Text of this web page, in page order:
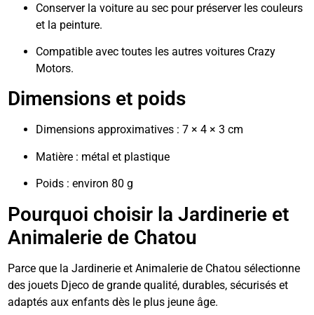
Conserver la voiture au sec pour préserver les couleurs
et la peinture.
Compatible avec toutes les autres voitures Crazy
Motors.
Dimensions et poids
Dimensions approximatives : 7 × 4 × 3 cm
Matière : métal et plastique
Poids : environ 80 g
Pourquoi choisir la Jardinerie et
Animalerie de Chatou
Parce que la Jardinerie et Animalerie de Chatou sélectionne
des jouets Djeco de grande qualité, durables, sécurisés et
adaptés aux enfants dès le plus jeune âge.